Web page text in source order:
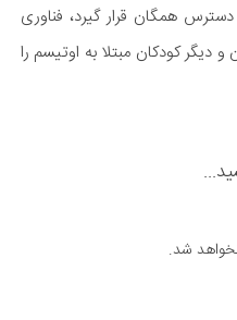
همگان قرار گیرد، فناوری
دیگر کودکان مبتلا به اوتیسم را
شد.